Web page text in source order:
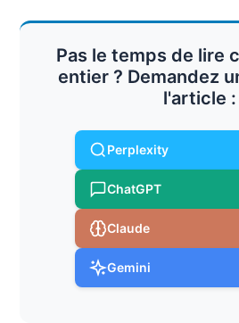
Pas le temps de lire
entier ? Demandez
l'article :
Perplexity
ChatGPT
Claude
Gemini